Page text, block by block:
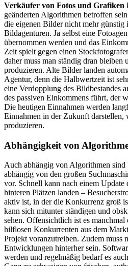
Verkäufer von Fotos und Grafiken
geänderten Algorithmen betroffen
die eigenen Bilder nicht mehr günstig
Bildagenturen. Ja selbst eine
übernommen werden und das
Zeit spielt gegen einen
daher muss man ständig dran bleiben
produzieren. Alte Bilder landen
Agentur, denn die Halbwertzeit ist
eine Verdopplung des Bildbestandes
des passiven Einkommens führt, der
Die heutigen Einnahmen werden
Einnahmen in der Zukunft darstellen,
produzieren.
Abhängigkeit von
Auch abhängig von Algorithmen sind
abhängig von den großen
vor. Schnell kann nach einem Update
hinteren Plätzen landen –
aktiv ist, in der die Konkurrenz groß
kann sich mitunter ständigen und
sehen. Offensichtlich ist es
hilflosen Konkurrenten aus dem
Projekt voranzutreiben. Zudem muss
Entwicklungen hinterher sein.
werden und regelmäßig bedarf es